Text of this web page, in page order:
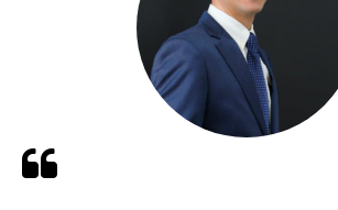
depoimento
anterior
próximo
depoimento